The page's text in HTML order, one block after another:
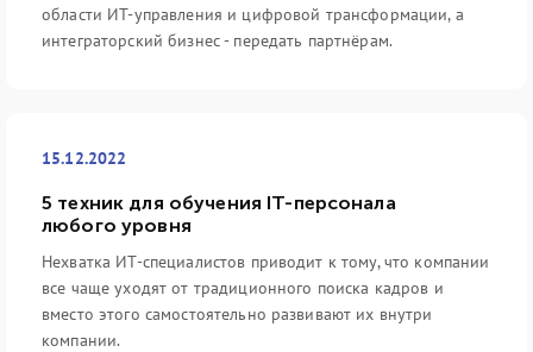
области ИТ-управления и цифровой трансформации, а
интеграторский бизнес - передать партнёрам.
15.12.2022
5 техник для обучения IT-персонала
любого уровня
Нехватка ИТ-специалистов приводит к тому, что компании
все чаще уходят от традиционного поиска кадров и
вместо этого самостоятельно развивают их внутри
компании.